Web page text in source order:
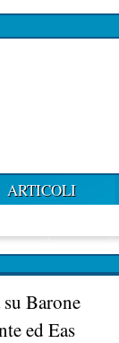
ARTICOLI
Barone
ed Eas